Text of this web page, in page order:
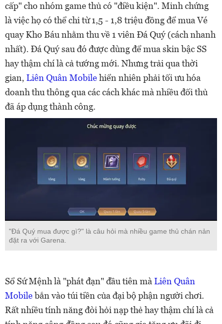
cấp" cho nhóm game thủ có "điều kiện". Minh chứng
là việc họ có thể chi từ 1,5 - 1,8 triệu đồng để mua Vé
quay Kho Báu nhằm thu về 1 viên Đá Quý (cách nhanh
nhất). Đá Quý sau đó được dùng để mua skin bậc SS
hay thậm chí là cả tướng mới. Nhưng trải qua thời
gian, Liên Quân Mobilehiển nhiên phải tối ưu hóa
doanh thu thông qua các cách khác mà nhiều đối thủ
đã áp dụng thành công.
"Đá Quý mua được gì?" là câu hỏi mà nhiều game thủ chán nản
đặt ra với Garena.
Sổ Sứ Mệnh là "phát đạn" đầu tiên màLiên Quân
Mobilebắn vào túi tiền của đại bộ phận người chơi.
Rất nhiều tính năng đòi hỏi nạp thẻ hay thậm chí là cả